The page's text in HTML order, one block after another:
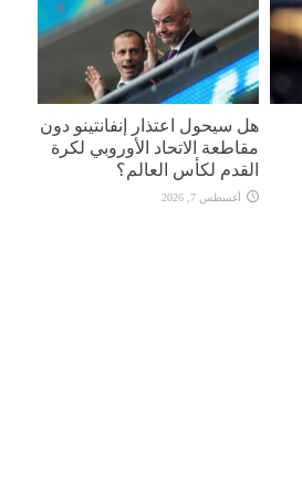
هل سيحول اعتذار إنفانتينو دون
مقاطعة الاتحاد الأوروبي لكرة
القدم لكأس العالم؟
أغسطس 7, 2026